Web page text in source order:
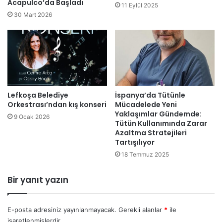
"
e
b
l
u
k
h
i
d
i
z
e
l
i
n
b
a
Acapulco’da Başladı
30 Mart 2026
11 Eylül 2025
Lefkoşa Belediye
Orkestrası’ndan kış konseri
9 Ocak 2026
İspanya’da Tütünle
Mücadelede Yeni
Yaklaşımlar Gündemde:
Tütün Kullanımında Zarar
Azaltma Stratejileri
Tartışılıyor
18 Temmuz 2025
Bir yanıt yazın
E-posta adresiniz yayınlanmayacak. Gerekli alanlar * ile